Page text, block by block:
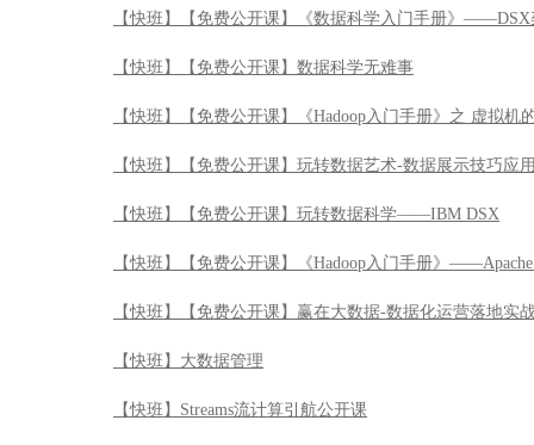
【快班】【免费公开课】《数据科学入门手册》
【快班】【免费公开课】数据科学无难事
【快班】【免费公开课】《Hadoop入门手册》之 虚拟机
【快班】【免费公开课】玩转数据艺术-数据展示技巧应
【快班】【免费公开课】玩转数据科学——IBM DSX
【快班】【免费公开课】《Hadoop入门手册》
【快班】【免费公开课】赢在大数据-数据化运营落地实
【快班】大数据管理
【快班】Streams流计算引航公开课